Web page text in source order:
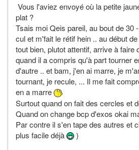
Vous l'aviez envoyé où la petite
plat ?
Tsais moi Qeis pareil, au bout de 30
cul et m'fait le rétif hein .. au début
tout bien, plutot attentif, arrive à faire
quand il a compris qu'à part tourner
d'autre .. et bam, j'en ai marre, je
tournant, je recule, ... Il me fait
en a marre
Surtout quand on fait des cercles et
Quand on change bcp d'exos okai
Par contre il s'en tape des autres et
plus facile déjà
)